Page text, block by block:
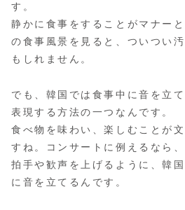
す。
静かに食事をすることがマナー
の食事風景を見ると、ついつい
もしれません。
でも、韓国では食事中に音を立
表現する方法の一つなんです。
食べ物を味わい、楽しむことが
すね。コンサートに例えるなら
拍手や歓声を上げるように、韓
に音を立てるんです。